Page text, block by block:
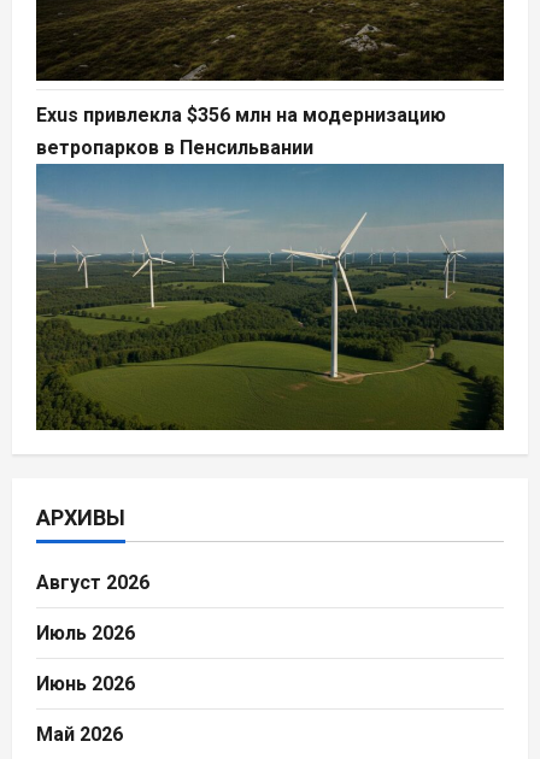
Exus привлекла $356 млн на модернизацию
ветропарков в Пенсильвании
АРХИВЫ
Август 2026
Июль 2026
Июнь 2026
Май 2026